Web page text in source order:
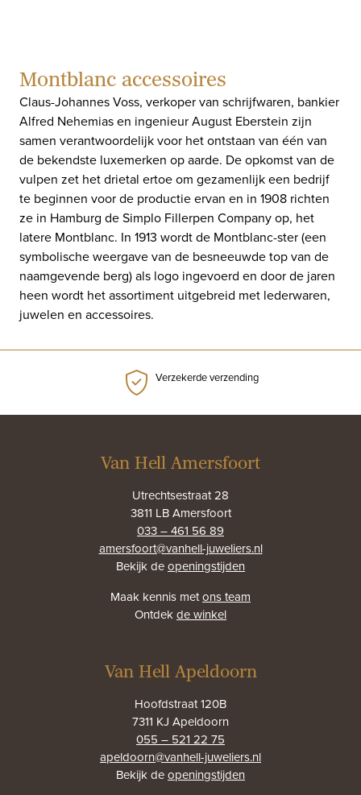
Montblanc accessoires
Claus-Johannes Voss, verkoper van schrijfwaren, bankier
Alfred Nehemias en ingenieur August Eberstein zijn
samen verantwoordelijk voor het ontstaan van één van
de bekendste luxemerken op aarde. De opkomst van de
vulpen zet het drietal ertoe om gezamenlijk een bedrijf
te beginnen voor de productie ervan en in 1908 richten
ze in Hamburg de Simplo Fillerpen Company op, het
latere Montblanc. In 1913 wordt de Montblanc-ster (een
symbolische weergave van de besneeuwde top van de
naamgevende berg) als logo ingevoerd en door de jaren
heen wordt het assortiment uitgebreid met lederwaren,
juwelen en accessoires.
Verzekerde verzending
Van Hell Amersfoort
Utrechtsestraat 28
3811 LB Amersfoort
033 – 461 56 89
amersfoort@vanhell-juweliers.nl
Bekijk deopeningstijden
Maak kennis metons team
Ontdekde winkel
Van Hell Apeldoorn
Hoofdstraat 120B
7311 KJ Apeldoorn
055 – 521 22 75
apeldoorn@vanhell-juweliers.nl
Bekijk deopeningstijden